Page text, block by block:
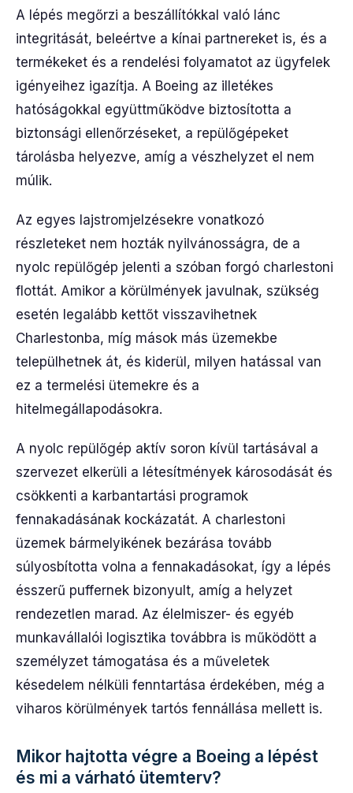
A lépés megőrzi a beszállítókkal való lánc
integritását, beleértve a kínai partnereket is, és a
termékeket és a rendelési folyamatot az ügyfelek
igényeihez igazítja. A Boeing az illetékes
hatóságokkal együttműködve biztosította a
biztonsági ellenőrzéseket, a repülőgépeket
tárolásba helyezve, amíg a vészhelyzet el nem
múlik.
Az egyes lajstromjelzésekre vonatkozó
részleteket nem hozták nyilvánosságra, de a
nyolc repülőgép jelenti a szóban forgó charlestoni
flottát. Amikor a körülmények javulnak, szükség
esetén legalább kettőt visszavihetnek
Charlestonba, míg mások más üzemekbe
települhetnek át, és kiderül, milyen hatással van
ez a termelési ütemekre és a
hitelmegállapodásokra.
A nyolc repülőgép aktív soron kívül tartásával a
szervezet elkerüli a létesítmények károsodását és
csökkenti a karbantartási programok
fennakadásának kockázatát. A charlestoni
üzemek bármelyikének bezárása tovább
súlyosbította volna a fennakadásokat, így a lépés
ésszerű puffernek bizonyult, amíg a helyzet
rendezetlen marad. Az élelmiszer- és egyéb
munkavállalói logisztika továbbra is működött a
személyzet támogatása és a műveletek
késedelem nélküli fenntartása érdekében, még a
viharos körülmények tartós fennállása mellett is.
Mikor hajtotta végre a Boeing a lépést
és mi a várható ütemterv?